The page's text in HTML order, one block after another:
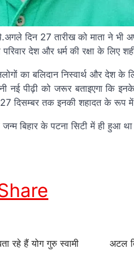
दिन 27 तारीख को माता ने भी
देश और धर्म की रक्षा के लिए
का बलिदान निस्वार्थ और देश के
नई पीढ़ी को जरूर बताइएगा कि
दिसम्बर तक इनकी शहादत के रूप में
बिहार के पटना सिटी में ही हुआ
रहे हैं योग गुरु स्वामी
अटल